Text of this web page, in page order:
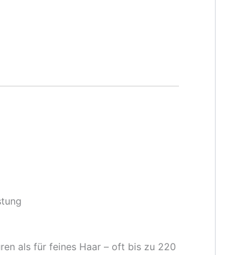
als für feines Haar – oft bis zu 220